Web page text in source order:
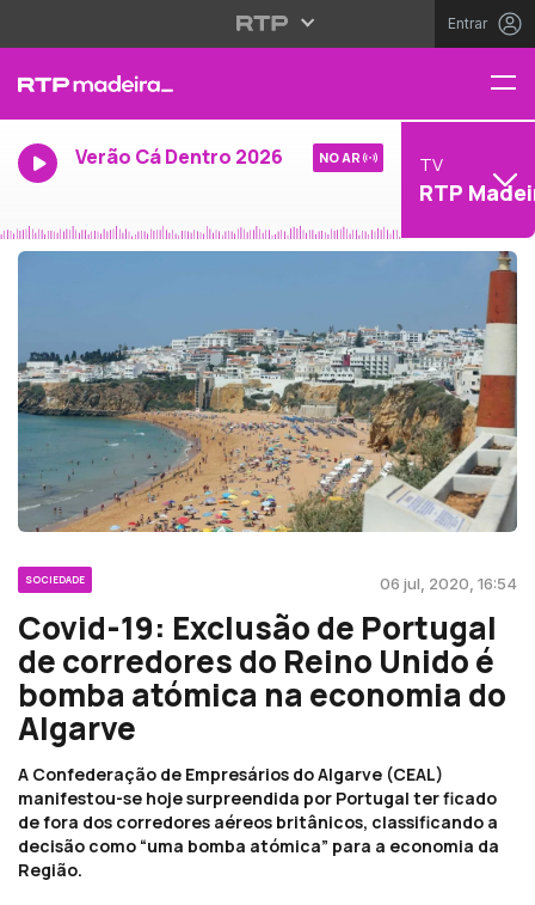
Entrar
Verão Cá Dentro 2026 NO AR TV
RTP
SOCIEDADE 06 jul, 2020, 16:54
Covid-19: Exclusão de Portugal
de corredores do Reino Unido é
bomba atómica na economia do
Algarve
A Confederação de Empresários do Algarve (CEAL)
manifestou-se hoje surpreendida por Portugal ter ficado
de fora dos corredores aéreos britânicos, classificando a
decisão como “uma bomba atómica” para a economia da
Região.